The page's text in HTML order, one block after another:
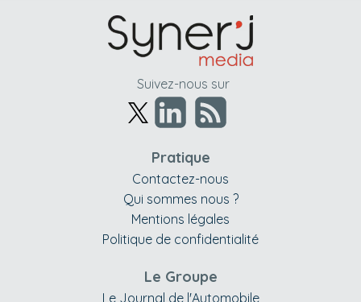
Suivez-nous sur
Pratique
Contactez-nous
Qui sommes nous ?
Mentions légales
Politique de confidentialité
Le Groupe
Le Journal de l'Automobile